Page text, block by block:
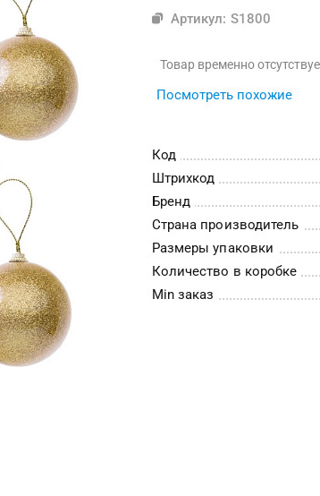
Артикул: S1800
Товар временно
Посмотреть похожие
Код
Штрихкод
Бренд
Страна производитель
Размеры упаковки
Количество в коробке
Min заказ